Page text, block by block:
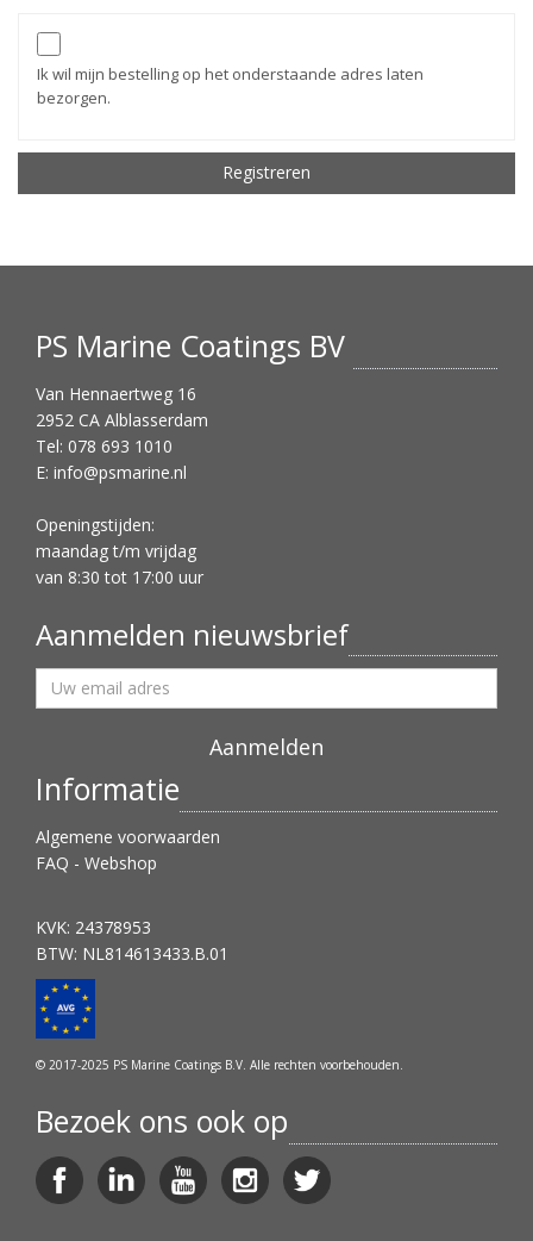
Ik wil mijn bestelling op het onderstaande adres laten
bezorgen.
PS Marine Coatings BV
Van Hennaertweg 16
2952 CA Alblasserdam
Tel: 078 693 1010
E: info@psmarine.nl
Openingstijden:
maandag t/m vrijdag
van 8:30 tot 17:00 uur
Aanmelden nieuwsbrief
Informatie
Algemene voorwaarden
FAQ - Webshop
KVK: 24378953
BTW: NL814613433.B.01
© 2017-2025 PS Marine Coatings B.V. Alle rechten voorbehouden.
Bezoek ons ook op